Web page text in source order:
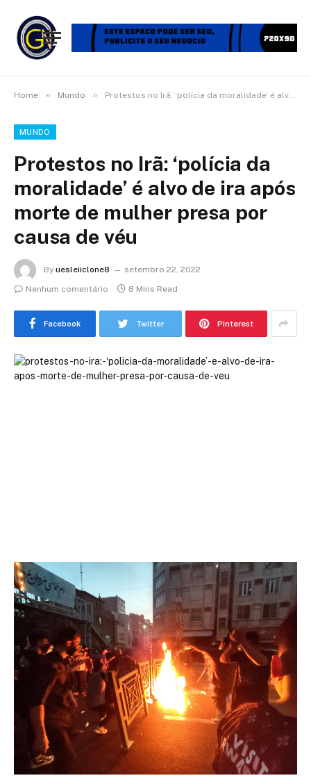
Home » Mundo » Protestos no Irã: ‘polícia da moralidade’ é alvo de ira após morte de mulher presa por causa de véu
MUNDO
Protestos no Irã: ‘polícia da
moralidade’ é alvo de ira após
morte de mulher presa por
causa de véu
By uesleiiclone8
setembro 22, 2022
Nenhum comentário
8 Mins Read
Facebook Twitter Pinterest